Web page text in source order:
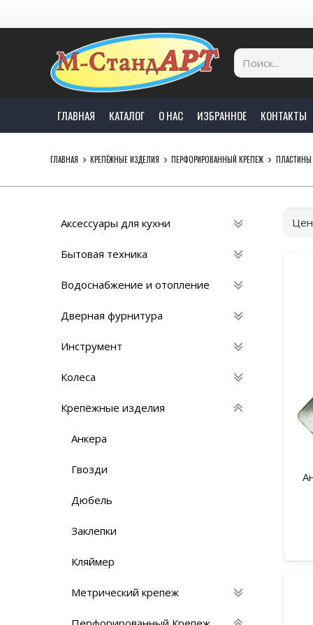
ГЛАВНАЯ КАТАЛОГ О НАС ИЗБРАННОЕ КОНТАКТЫ
ГЛАВНАЯ КРЕПЁЖНЫЕ ИЗДЕЛИЯ ПЕРФОРИРОВАННЫЙ КРЕПЕЖ ПЛАСТИНЫ
Аксессуары для кухни
Бытовая техника
Водоснабжение и отопление
Дверная фурнитура
Инструмент
Колеса
Крепёжные изделия
Анкера
Гвозди
Дюбель
Заклепки
Кляймер
Метрический крепеж